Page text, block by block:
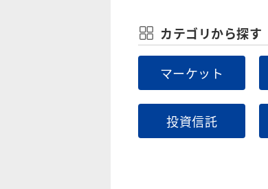
カテゴリから探す
マーケット
投資信託